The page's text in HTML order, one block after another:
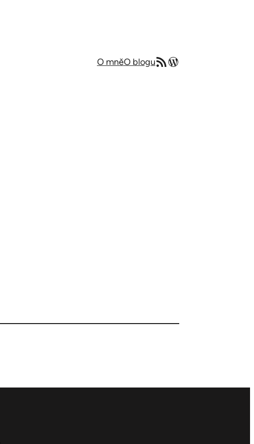
O mněO bloguRSS zdrojMůj blog v angličtině